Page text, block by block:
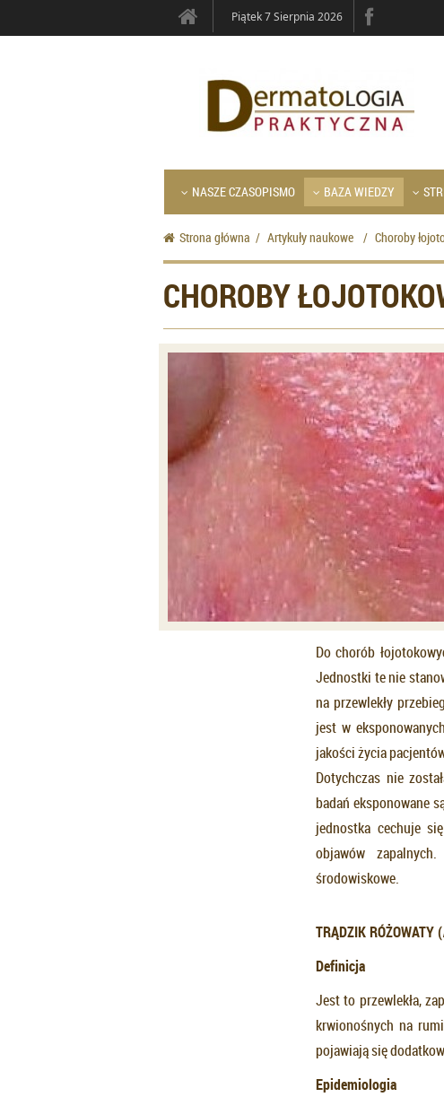
Piątek 7 Sierpnia 2026
NASZE CZASOPISMO BAZA WIEDZY
Strona główna / Artykuły naukowe / Choroby
CHOROBY
Do chorób
Jednostki te nie
na przewlekły
jest w
jakości życia
Dotychczas nie
badań eksponowane
jednostka cechuje
objawów
środowiskowe.
TRĄDZIK RÓŻOWATY (
Definicja
Jest to przewlekła,
krwionośnych na
pojawiają się
Epidemiologia